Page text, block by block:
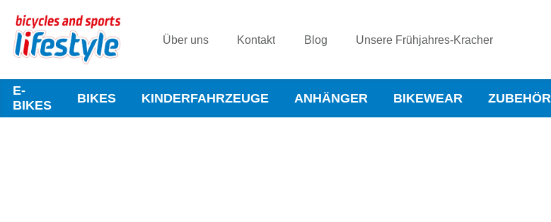
Über uns Kontakt Blog Unsere Frühjahres-Kracher
E-
BIKES
BIKES KINDERFAHRZEUGE ANHÄNGER BIKEWEAR ZUBEHÖR